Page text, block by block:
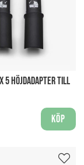
5 HÖJDADAPTER TILL
Köp